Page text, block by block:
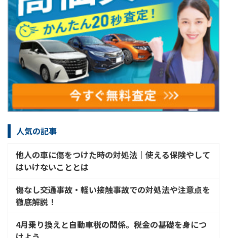
人気の記事
他人の車に傷をつけた時の対処法│使える保険やして
はいけないこととは
傷なし交通事故・軽い接触事故での対処法や注意点を
徹底解説！
4月乗り換えと自動車税の関係。税金の基礎を身につ